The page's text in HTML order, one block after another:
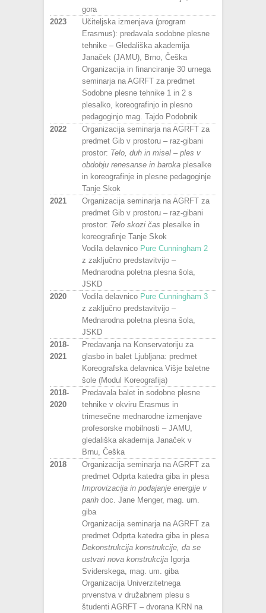
gora
2023
Učiteljska izmenjava (program
Erasmus): predavala sodobne plesne
tehnike – Gledališka akademija
Janaček (JAMU), Brno, Češka
Organizacija in financiranje 30 urnega
seminarja na AGRFT za predmet
Sodobne plesne tehnike 1 in 2 s
plesalko, koreografinjo in plesno
pedagoginjo mag. Tajdo Podobnik
2022
Organizacija seminarja na AGRFT za
predmet Gib v prostoru – raz-gibani
prostor: Telo, duh in misel – ples v
obdobju renesanse in baroka plesalke
in koreografinje in plesne pedagoginje
Tanje Skok
2021
Organizacija seminarja na AGRFT za
predmet Gib v prostoru – raz-gibani
prostor: Telo skozi čas plesalke in
koreografinje Tanje Skok
Vodila delavnico Pure Cunningham 2
z zaključno predstavitvijo –
Mednarodna poletna plesna šola,
JSKD
2020
Vodila delavnico Pure Cunningham 3
z zaključno predstavitvijo –
Mednarodna poletna plesna šola,
JSKD
2018-
2021
Predavanja na Konservatoriju za
glasbo in balet Ljubljana: predmet
Koreografska delavnica Višje baletne
šole (Modul Koreografija)
2018-
2020
Predavala balet in sodobne plesne
tehnike v okviru Erasmus in
trimesečne mednarodne izmenjave
profesorske mobilnosti – JAMU,
gledališka akademija Janaček v
Brnu, Češka
2018
Organizacija seminarja na AGRFT za
predmet Odprta katedra giba in plesa
Improvizacija in podajanje energije v
parih doc. Jane Menger, mag. um.
giba
Organizacija seminarja na AGRFT za
predmet Odprta katedra giba in plesa
Dekonstrukcija konstrukcije, da se
ustvari nova konstrukcija Igorja
Sviderskega, mag. um. giba
Organizacija Univerzitetnega
prvenstva v družabnem plesu s
študenti AGRFT – dvorana KRN na